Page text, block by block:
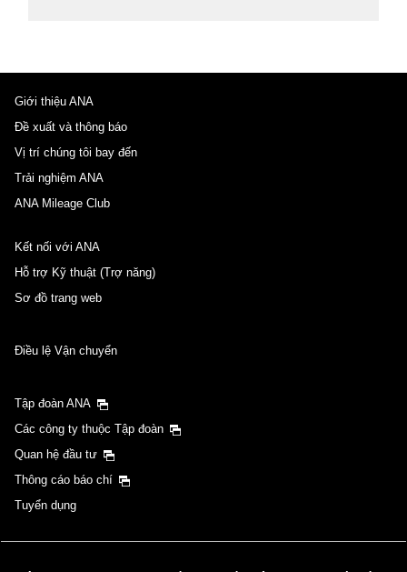
Giới thiệu ANA
Đề xuất và thông báo
Vị trí chúng tôi bay đến
Trải nghiệm ANA
ANA Mileage Club
Kết nối với ANA
Hỗ trợ Kỹ thuật (Trợ năng)
Sơ đồ trang web
Điều lệ Vận chuyển
Tập đoàn ANA
Các công ty thuộc Tập đoàn
Quan hệ đầu tư
Thông cáo báo chí
Tuyển dụng